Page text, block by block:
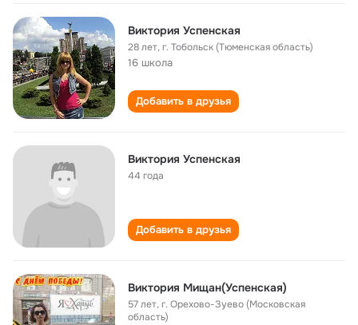
Виктория Успенская
28 лет,г. Тобольск (Тюменская область)
16 школа
Добавить в друзья
Виктория Успенская
44 года
Добавить в друзья
Виктория Мищан(Успенская)
57 лет,г. Орехово-Зуево (Московская
область)